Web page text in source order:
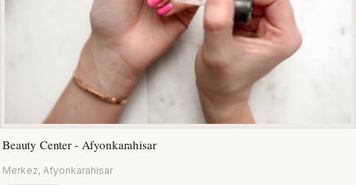
Beauty Center - Afyonkarahisar
Merkez, Afyonkarahisar